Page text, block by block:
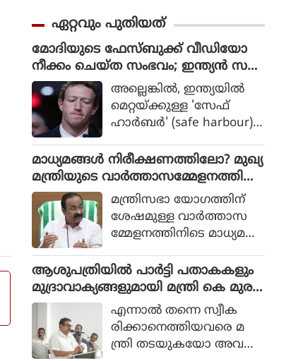
വികസിക്കുന്നുവെന്ന് ഉറ
പ്പാക്കുക എന്ന പ്രഖ്യാപിത
ലക്ഷ്യത്തോടെയാണ് ഇ
തിന്റെ ആരംഭം. ചടങ്ങില്‍
യുഎന്‍ സെക്രട്ടറി ജനറല്‍
അന്റോണിയോ ഗുട്ടെറസ്
പങ്കെടുത്തു.
ഏറ്റവും പുതിയത്
മോദിയുടെ ഫേസ്ബുക്ക് വീഡിയോ
നീക്കം ചെയ്ത സംഭവം; ഇന്ത്യന്‍ സ
ര്‍ക്കാരിനോട് മാപ്പ് പറഞ്ഞ് മെറ്റാ
സിഇഒ മാര്‍ക്ക് സക്കര്‍ബര്‍ഗ്
അല്ലെങ്കില്‍, ഇന്ത്യയില്‍
മെറ്റയ്ക്കുള്ള 'സേഫ്
ഹാര്‍ബര്‍' (safe harbour)
ശുപാര്‍ശ ചെയ്യുമെന്ന് സ
മിതി മുന്നറിയിപ്പ് നല്‍കി.
മാധ്യമങ്ങള്‍ നിരീക്ഷണത്തിലോ? മുഖ്യ
മന്ത്രിയുടെ വാര്‍ത്താസമ്മേളനത്തില്‍
മാധ്യമപ്രവര്‍ത്തകരെ നിരീക്ഷിക്കാന്‍
ക്യാമറ വച്ചത് വിവാദമായി
മന്ത്രിസഭാ യോഗത്തിന്
ശേഷമുള്ള വാര്‍ത്താസ
മ്മേളനത്തിനിടെ മാധ്യമപ്ര
നി
രീക്ഷിക്കാനെന്നാരോപിച്ച്
മീഡിയാ റൂമിനുള്ളില്‍
ക്യാമറ സ്ഥാപിച്ച
തിനെത്തുടര്‍ന്ന് വിവാദ
മുണ്ടായി.
ആശുപത്രിയില്‍ പാര്‍ട്ടി പതാകകളും
മുദ്രാവാക്യങ്ങളുമായി മന്ത്രി കെ മുര
ളീധരനെ സ്വീകരിച്ചതിനു പിന്നാലെ
വിമര്‍ശനം
എന്നാല്‍ തന്നെ സ്വീക
രിക്കാനെത്തിയവരെ മ
ന്ത്രി തടയുകയോ അവ